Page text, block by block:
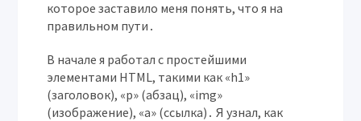
которое заставило меня понять, что я на
правильном пути․
В начале я работал с простейшими
элементами HTML, такими как «h1»
(заголовок), «p» (абзац), «img»
(изображение), «a» (ссылка)․ Я узнал, как